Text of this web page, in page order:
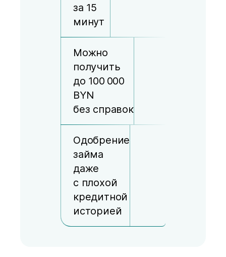
за 15
минут
Можно
получить
до 100 000
BYN
без справок
Одобрение
займа
даже
с плохой
кредитной
историей